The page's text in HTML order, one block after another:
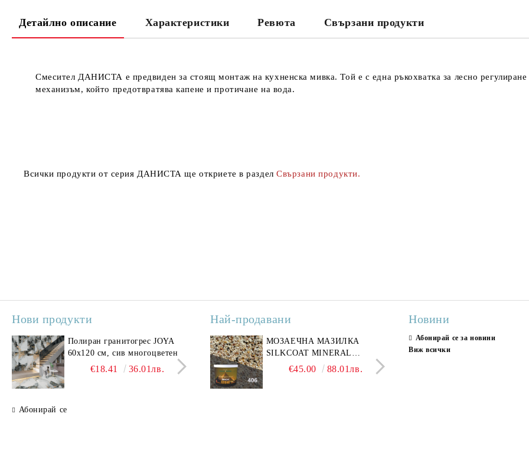
Детайлно описание Характеристики Ревюта Свързани продукти
Смесител ДАНИСТА е предвиден за стоящ монтаж на кухненска мивка. Той е с една ръкохватка за лесно
механизъм, който предотвратява капене и протичане на вода.
Всички продукти от серия ДАНИСТА ще откриете в раздел Свързани продукти.
Нови продукти
Полиран гранитогрес JOYA
60x120 см, сив многоцветен
€18.41 36.01лв.
Полиран гранитогрес
SAVONA GREY 60x120 см,
светло сив мрамор
€22.50 44.01лв.
Гранитогрес LESY GREY
GOLD 60х120см, тип
Абонирай се
Най-продавани
МОЗАЕЧНА МАЗИЛКА
SILKCOAT MINERAL
PLASTER STONE, СИТЕН
€45.00 88.01лв.
СТЕННИ ПЛОЧКИ
30X90CM, ГЛАНЦ
Новини
Абонирай се за новини
Виж всички